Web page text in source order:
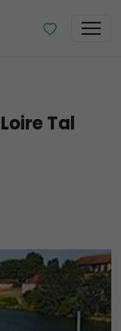
Tal